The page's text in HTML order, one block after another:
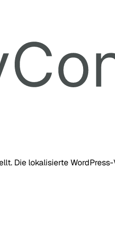
Die lokalisierte